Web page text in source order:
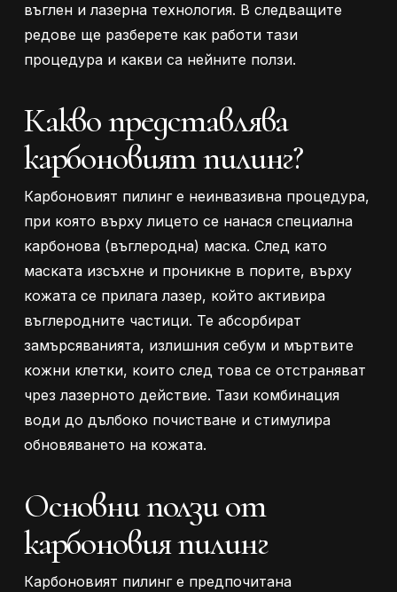
въглен и лазерна технология. В следващите
редове ще разберете как работи тази
процедура и какви са нейните ползи.
Какво представлява
карбоновият пилинг?
Карбоновият пилинг е неинвазивна процедура,
при която върху лицето се нанася специална
карбонова (въглеродна) маска. След като
маската изсъхне и проникне в порите, върху
кожата се прилага лазер, който активира
въглеродните частици. Те абсорбират
замърсяванията, излишния себум и мъртвите
кожни клетки, които след това се отстраняват
чрез лазерното действие. Тази комбинация
води до дълбоко почистване и стимулира
обновяването на кожата.
Основни ползи от
карбоновия пилинг
Карбоновият пилинг е предпочитана